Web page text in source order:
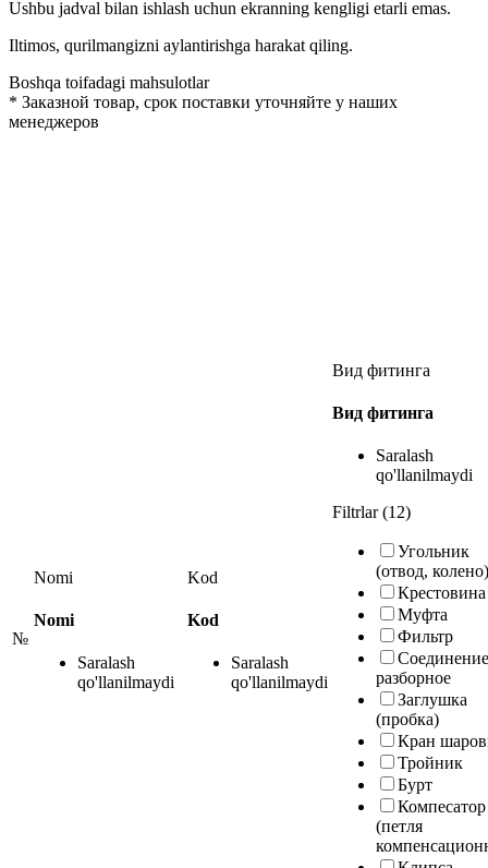
Ushbu jadval bilan ishlash uchun ekranning kengligi etarli emas.
Iltimos, qurilmangizni aylantirishga harakat qiling.
Boshqa toifadagi mahsulotlar
* Заказной товар, срок поставки уточняйте у наших
менеджеров
№
Nomi
Nomi
Saralash
qo'llanilmaydi
Kod
Kod
Saralash
qo'llanilmaydi
Вид фитинга
Вид фитинга
Saralash
qo'llanilmaydi
Filtrlar (12)
Угольник
(отвод, колено)
Крестовина
Муфта
Фильтр
Соединение
разборное
Заглушка
(пробка)
Кран
Тройник
Бурт
Компесатор
(петля